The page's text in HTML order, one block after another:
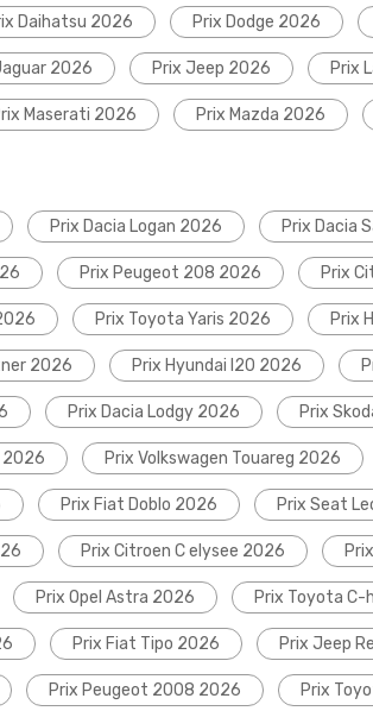
Daihatsu 2026 Prix Dodge 2026
2026 Prix Jeep 2026 Prix
Maserati 2026 Prix Mazda 2026
Prix Dacia Logan 2026 Prix Dacia
Prix Peugeot 208 2026 Prix
Prix Toyota Yaris 2026 Prix
2026 Prix Hyundai I20 2026
Prix Dacia Lodgy 2026 Prix
2026 Prix Volkswagen Touareg 2026
Prix Fiat Doblo 2026 Prix Seat
Prix Citroen C elysee 2026
Prix Opel Astra 2026 Prix Toyota C-
Prix Fiat Tipo 2026 Prix Jeep
Prix Peugeot 2008 2026 Prix